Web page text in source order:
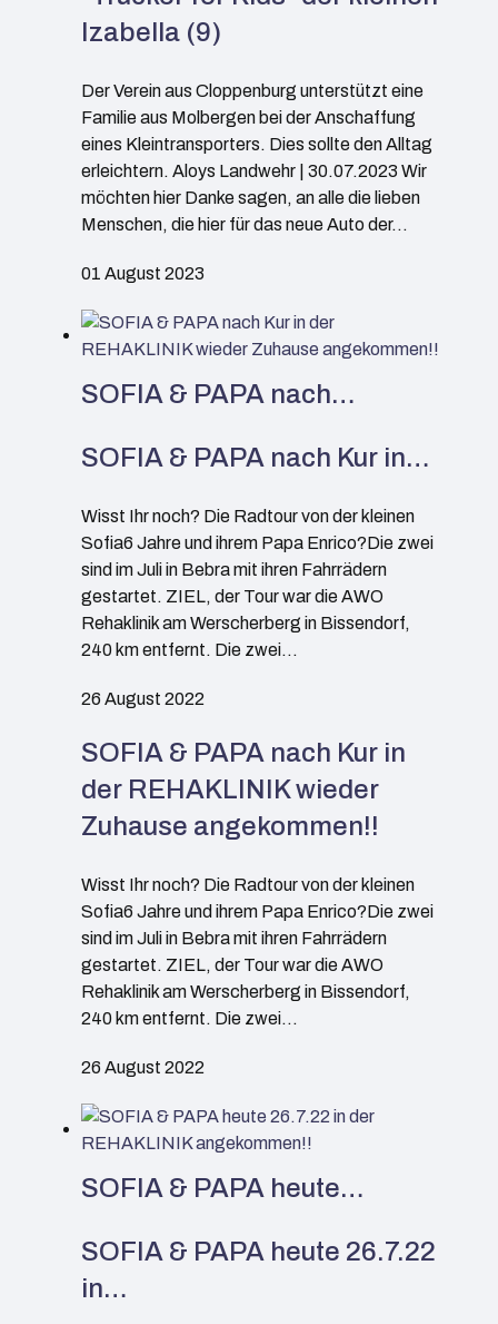
Izabella (9)
Der Verein aus Cloppenburg unterstützt eine
Familie aus Molbergen bei der Anschaffung
eines Kleintransporters. Dies sollte den Alltag
erleichtern. Aloys Landwehr | 30.07.2023 Wir
möchten hier Danke sagen, an alle die lieben
Menschen, die hier für das neue Auto der…
01 August 2023
SOFIA & PAPA nach…
SOFIA & PAPA nach Kur in…
Wisst Ihr noch? Die Radtour von der kleinen
Sofia6 Jahre und ihrem Papa Enrico?Die zwei
sind im Juli in Bebra mit ihren Fahrrädern
gestartet. ZIEL, der Tour war die AWO
Rehaklinik am Werscherberg in Bissendorf,
240 km entfernt. Die zwei…
26 August 2022
SOFIA & PAPA nach Kur in
der REHAKLINIK wieder
Zuhause angekommen!!
Wisst Ihr noch? Die Radtour von der kleinen
Sofia6 Jahre und ihrem Papa Enrico?Die zwei
sind im Juli in Bebra mit ihren Fahrrädern
gestartet. ZIEL, der Tour war die AWO
Rehaklinik am Werscherberg in Bissendorf,
240 km entfernt. Die zwei…
26 August 2022
SOFIA & PAPA heute…
SOFIA & PAPA heute 26.7.22
in…